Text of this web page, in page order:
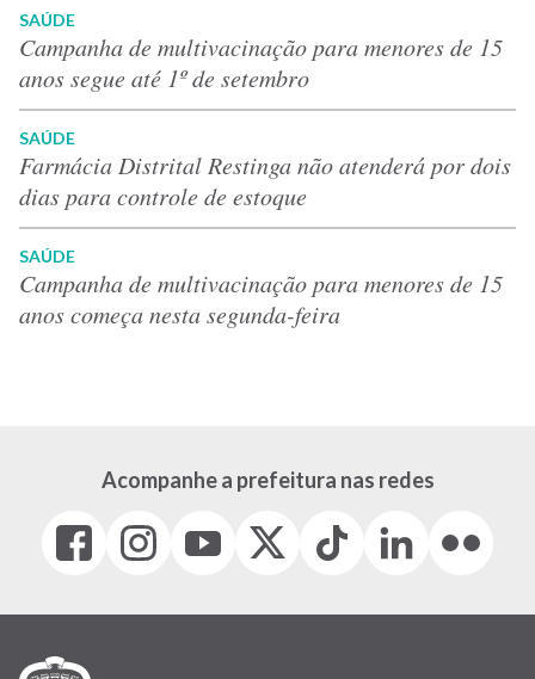
SAÚDE
Campanha de multivacinação para menores de 15
anos segue até 1º de setembro
SAÚDE
Farmácia Distrital Restinga não atenderá por dois
dias para controle de estoque
SAÚDE
Campanha de multivacinação para menores de 15
anos começa nesta segunda-feira
Acompanhe a prefeitura nas redes
Facebook
(link
em
janela)
Instagram
(link
em
(link
em
(Antigo
(link
Tiktok
(link
em
LinkedIn
(link
em
(link
em